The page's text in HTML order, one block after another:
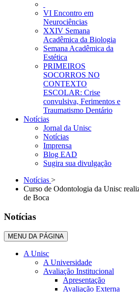
VI Encontro em
Neurociências
XXIV Semana
Acadêmica da Biologia
Semana Acadêmica da
Estética
PRIMEIROS
SOCORROS NO
CONTEXTO
ESCOLAR: Crise
convulsiva, Ferimentos e
Traumatismo Dentário
Notícias
Jornal da Unisc
Notícias
Imprensa
Blog EAD
Sugira sua divulgação
Notícias >
Curso de Odontologia da Unisc
de Boca
Notícias
MENU DA PÁGINA
A Unisc
A Universidade
Avaliação Institucional
Apresentação
Avaliação Externa